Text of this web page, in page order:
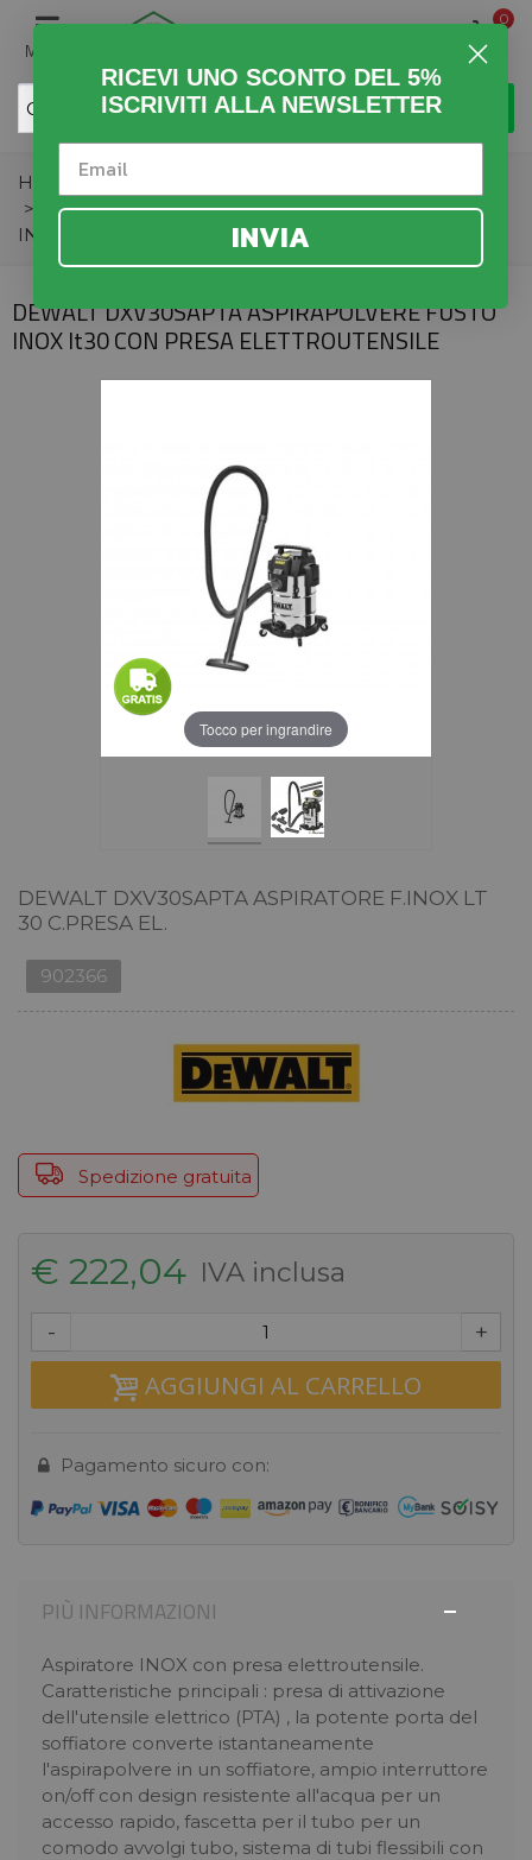
MENU
0
Home > Fai da Te
>
DEWALT DXV30SAPTA ASPIRAPOLVERE FUSTO
INOX lt30 CON PRESA ELETTROUTENSILE
DEWALT DXV30SAPTA ASPIRAPOLVERE FUSTO
INOX lt30 CON PRESA ELETTROUTENSILE
Tocco per ingrandire
DEWALT DXV30SAPTA ASPIRATORE F.INOX LT
30 C.PRESA EL.
902366
Spedizione gratuita
€ 222,04 IVA inclusa
- +
AGGIUNGI AL CARRELLO
Pagamento sicuro con:
PIÙ INFORMAZIONI
Aspiratore INOX con presa elettroutensile.
Caratteristiche principali : presa di attivazione
dell'utensile elettrico (PTA) , la potente porta del
soffiatore converte istantaneamente
l'aspirapolvere in un soffiatore, ampio interruttore
on/off con design resistente all'acqua per un
accesso rapido, fascetta per il tubo per un
comodo avvolgi tubo, sistema di tubi flessibili con
RICEVI UNO SCONTO DEL 5%
ISCRIVITI ALLA NEWSLETTER
INVIA